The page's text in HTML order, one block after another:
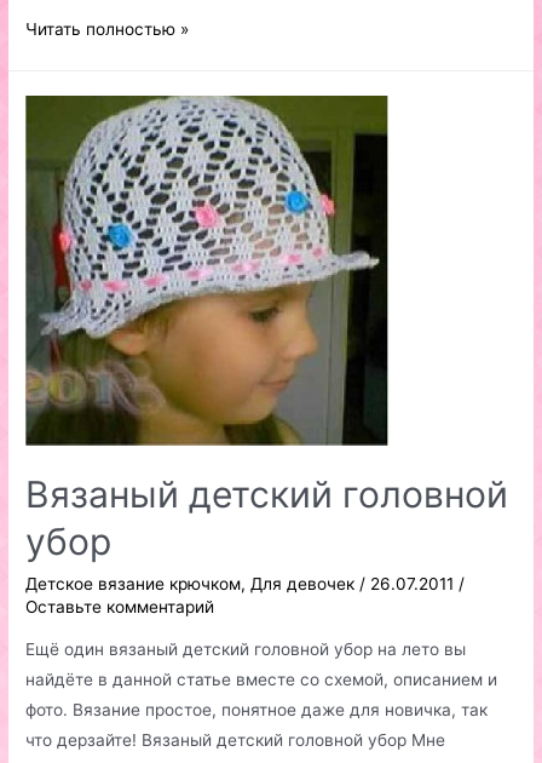
Вязание
месяца
Читать полностью »
Вязаный детский головной
убор
Детское вязание крючком, Для девочек / 26.07.2011 /
Оставьте комментарий
Ещё один вязаный детский головной убор на лето вы
найдёте в данной статье вместе со схемой, описанием и
фото. Вязание простое, понятное даже для новичка, так
что дерзайте! Вязаный детский головной убор Мне